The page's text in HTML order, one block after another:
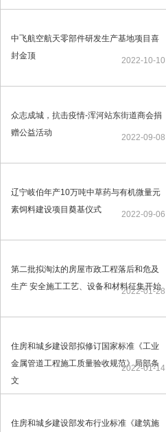
中飞航空航天零部件研发生产基地项目喜
封金顶
2022-10-10
众志成城，抗击疫情-浑河站东街道商会捐
赠公益活动
2022-09-08
辽宁岐伯年产10万吨中草药与有机微量元
素饲料建设项目奠基仪式
2022-09-06
第二批拟淘汰的房屋市政工程落后和危及
生产 安全施工工艺、设备和材料征集开始
2022-01-28
住房和城乡建设部拟修订国家标准《工业
金属管道工程施工质量验收规范》局部条
文
2022-01-14
住房和城乡建设部发布行业标准《建筑施